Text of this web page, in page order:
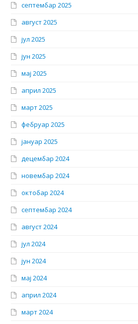
септембар 2025
август 2025
јул 2025
јун 2025
мај 2025
април 2025
март 2025
фебруар 2025
јануар 2025
децембар 2024
новембар 2024
октобар 2024
септембар 2024
август 2024
јул 2024
јун 2024
мај 2024
април 2024
март 2024